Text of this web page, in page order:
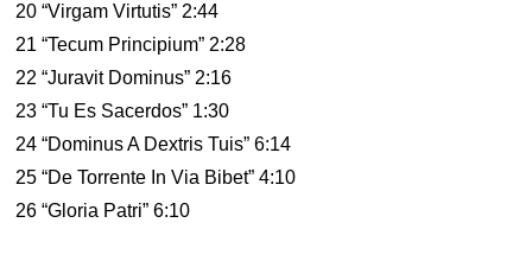
20 “Virgam Virtutis” 2:44
21 “Tecum Principium” 2:28
22 “Juravit Dominus” 2:16
23 “Tu Es Sacerdos” 1:30
24 “Dominus A Dextris Tuis” 6:14
25 “De Torrente In Via Bibet” 4:10
26 “Gloria Patri” 6:10